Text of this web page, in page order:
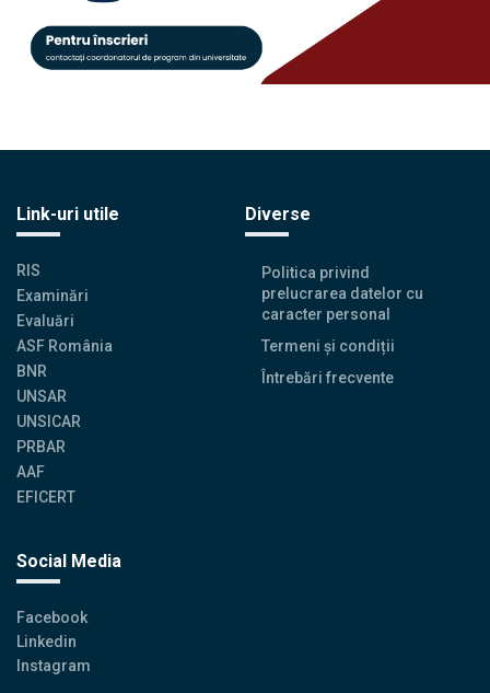
Link-uri utile
RIS
Examinări
Evaluări
ASF România
BNR
UNSAR
UNSICAR
PRBAR
AAF
EFICERT
Diverse
Politica privind
prelucrarea datelor cu
caracter personal
Termeni și condiții
Întrebări frecvente
Social Media
Facebook
Linkedin
Instagram